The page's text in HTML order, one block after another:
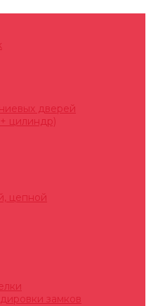
дверей
цилиндр)
цепной
замков